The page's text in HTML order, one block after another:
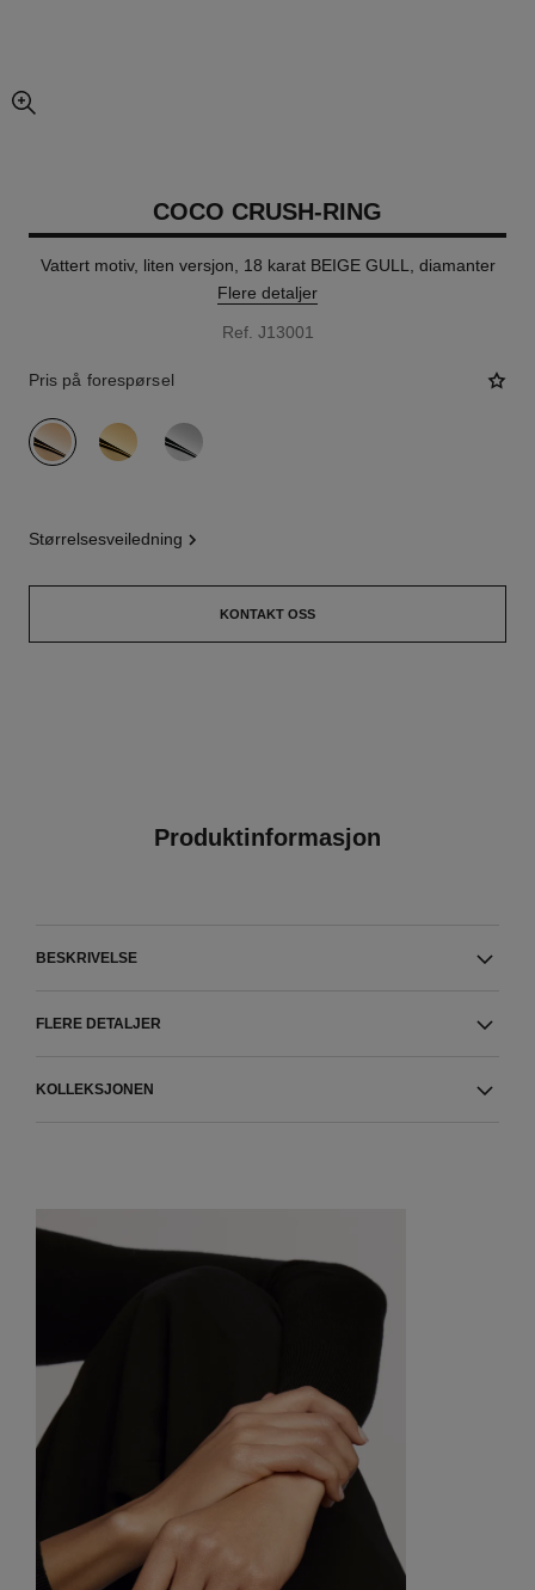
forstørret visning av bildet
COCO CRUSH-RING
Vattert motiv, liten versjon, 18 karat BEIGE GULL, diamanter
Flere detaljer
Ref. J13001
Pris på forespørsel
variant (3)
størrelsesveiledning
KONTAKT OSS
Produktinformasjon
BESKRIVELSE
FLERE DETALJER
KOLLEKSJONEN